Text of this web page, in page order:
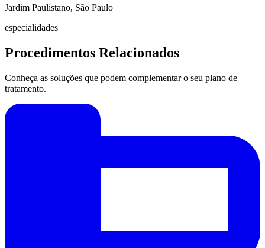
Jardim Paulistano, São Paulo
especialidades
Procedimentos Relacionados
Conheça as soluções que podem complementar o seu plano de
tratamento.